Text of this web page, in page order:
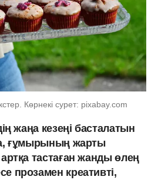
Көрнекі сурет: pixabay.com
жаңа кезеңі басталатын
ғұмырының жарты
тастаған жанды өлең
прозамен креативті,